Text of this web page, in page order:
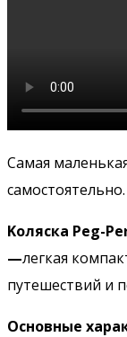
Самая
самостоятельно.
Kоляска Peg-
—легкая
путешествий и
Основные